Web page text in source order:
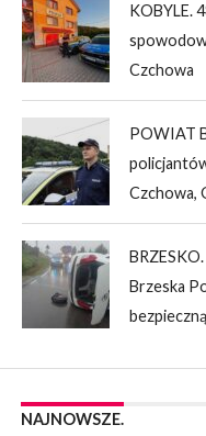
KOBYLE.
Czchowa
POWIAT
Czchowa,
Brzeska
NAJNOWSZE.